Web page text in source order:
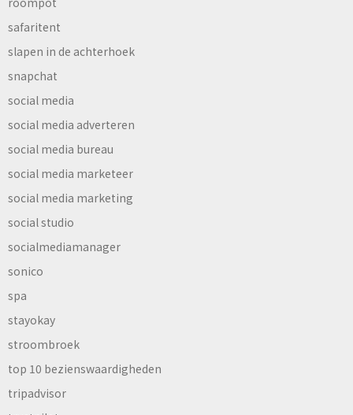
safaritent
slapen in de achterhoek
snapchat
social media
social media adverteren
social media bureau
social media marketeer
social media marketing
social studio
socialmediamanager
sonico
spa
stayokay
stroombroek
top 10 bezienswaardigheden
tripadvisor